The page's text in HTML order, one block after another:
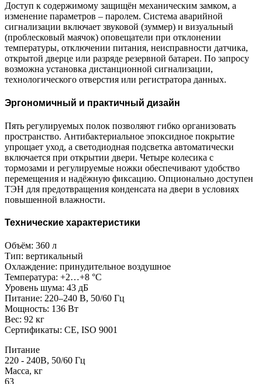
Доступ к содержимому защищён механическим замком, а
изменение параметров – паролем. Система аварийной
сигнализации включает звуковой (зуммер) и визуальный
(проблесковый маячок) оповещатели при отклонении
температуры, отключении питания, неисправности датчика,
открытой дверце или разряде резервной батареи. По запросу
возможна установка дистанционной сигнализации,
технологического отверстия или регистратора данных.
Эргономичный и практичный дизайн
Пять регулируемых полок позволяют гибко организовать
пространство. Антибактериальное эпоксидное покрытие
упрощает уход, а светодиодная подсветка автоматически
включается при открытии двери. Четыре колесика с
тормозами и регулируемые ножки обеспечивают удобство
перемещения и надёжную фиксацию. Опционально доступен
ТЭН для предотвращения конденсата на двери в условиях
повышенной влажности.
Технические характеристики
Объём: 360 л
Тип: вертикальный
Охлаждение: принудительное воздушное
Температура: +2…+8 °C
Уровень шума: 43 дБ
Питание: 220–240 В, 50/60 Гц
Мощность: 136 Вт
Вес: 92 кг
Сертификаты: CE, ISO 9001
Питание
220 - 240В, 50/60 Гц
Масса, кг
63